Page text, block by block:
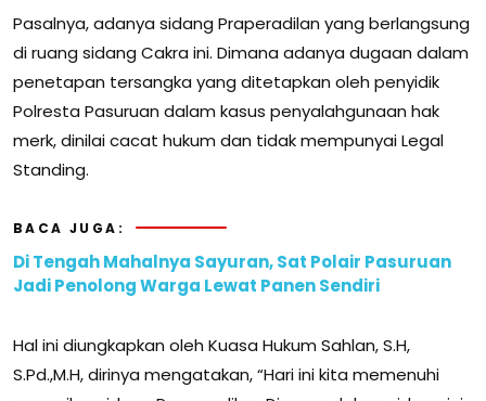
Pasalnya, adanya sidang Praperadilan yang berlangsung
di ruang sidang Cakra ini. Dimana adanya dugaan dalam
penetapan tersangka yang ditetapkan oleh penyidik
Polresta Pasuruan dalam kasus penyalahgunaan hak
merk, dinilai cacat hukum dan tidak mempunyai Legal
Standing.
BACA JUGA:
Di Tengah Mahalnya Sayuran, Sat Polair Pasuruan
Jadi Penolong Warga Lewat Panen Sendiri
Hal ini diungkapkan oleh Kuasa Hukum Sahlan, S.H,
S.Pd.,M.H, dirinya mengatakan, “Hari ini kita memenuhi